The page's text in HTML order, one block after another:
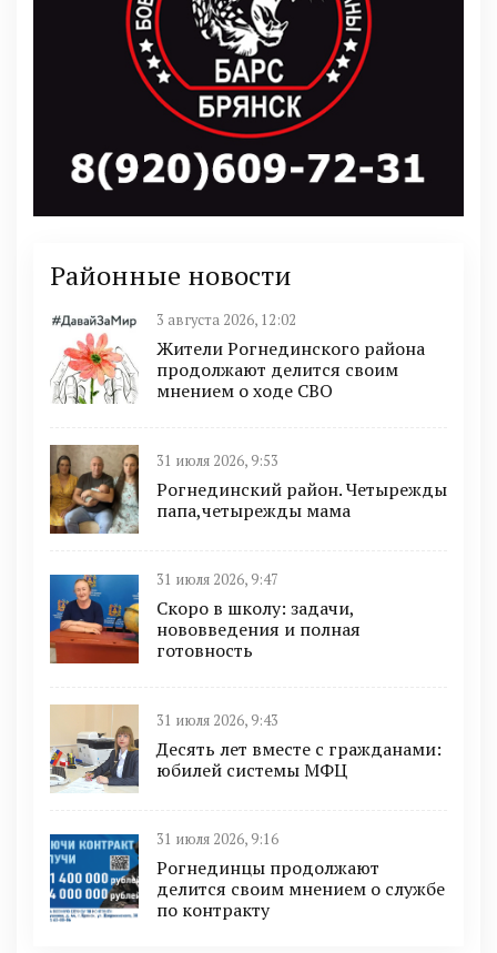
Районные новости
3 августа 2026, 12:02
Жители Рогнединского района
продолжают делится своим
мнением о ходе СВО
31 июля 2026, 9:53
Рогнединский район. Четырежды
папа,четырежды мама
31 июля 2026, 9:47
Скоро в школу: задачи,
нововведения и полная
готовность
31 июля 2026, 9:43
Десять лет вместе с гражданами:
юбилей системы МФЦ
31 июля 2026, 9:16
Рогнединцы продолжают
делится своим мнением о службе
по контракту